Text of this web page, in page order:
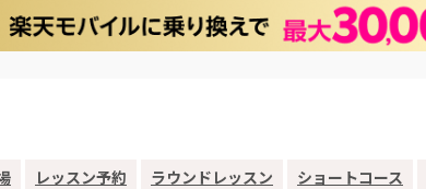
レッスン予約 ラウンドレッスン ショートコース